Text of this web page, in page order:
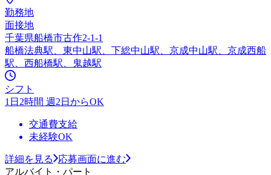
勤務地
面接地
千葉県船橋市古作2-1-1
船橋法典駅、東中山駅、下総中山駅、京成中山駅、京成西船
駅、西船橋駅、鬼越駅
シフト
1日2時間 週2日からOK
交通費支給
未経験OK
詳細を見る
応募画面に進む
アルバイト・パート